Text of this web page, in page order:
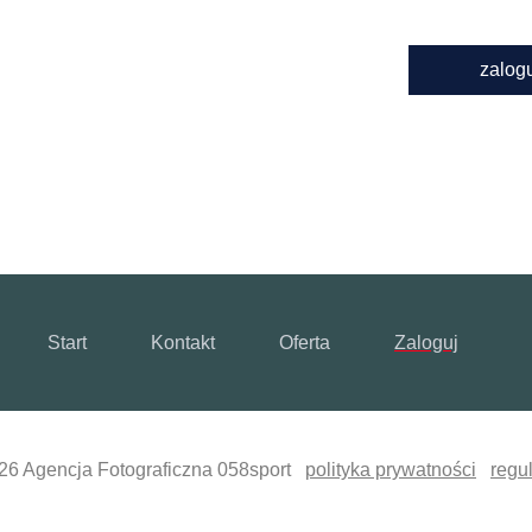
Start Kontakt Oferta Zaloguj
Agencja Fotograficzna 058sport polityka prywatności